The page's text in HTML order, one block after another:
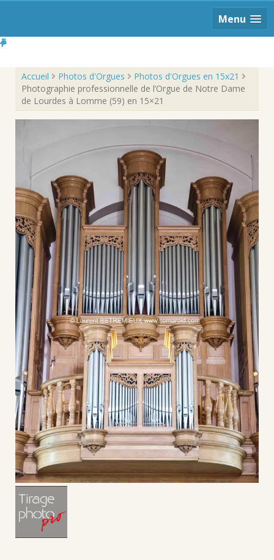
Menu
Accueil Photos d'Orgues
Photos d'Orgues en 15x21
Photographie professionnelle de l’Orgue de Notre Dame
de Lourdes à Lomme (59) en 15×21